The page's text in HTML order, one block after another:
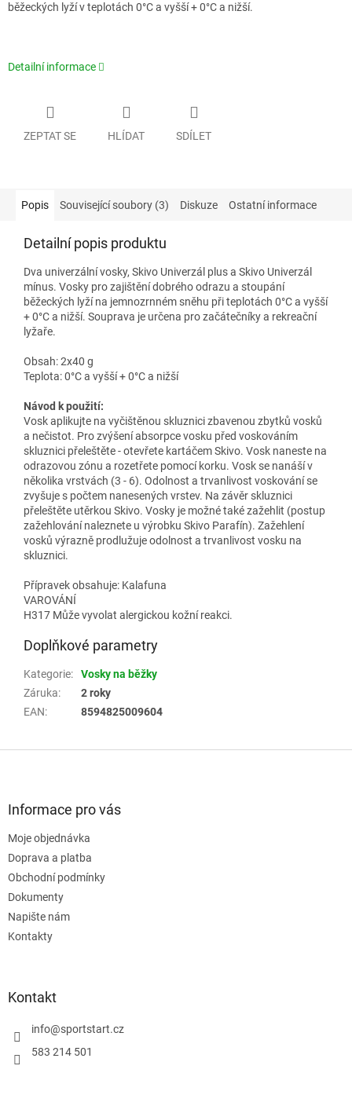
běžeckých lyží v teplotách 0°C a vyšší + 0°C a nižší.
Detailní informace
ZEPTAT SE HLÍDAT SDÍLET
Popis Související soubory (3) Diskuze Ostatní informace
Detailní popis produktu
Dva univerzální vosky, Skivo Univerzál plus a Skivo Univerzál
mínus. Vosky pro zajištění dobrého odrazu a stoupání
běžeckých lyží na jemnozrnném sněhu při teplotách 0°C a vyšší
+ 0°C a nižší. Souprava je určena pro začátečníky a rekreační
lyžaře.
Obsah: 2x40 g
Teplota: 0°C a vyšší + 0°C a nižší
Návod k použití:
Vosk aplikujte na vyčištěnou skluznici zbavenou zbytků vosků
a nečistot. Pro zvýšení absorpce vosku před voskováním
skluznici přeleštěte - otevřete kartáčem Skivo. Vosk naneste na
odrazovou zónu a rozetřete pomocí korku. Vosk se nanáší v
několika vrstvách (3 - 6). Odolnost a trvanlivost voskování se
zvyšuje s počtem nanesených vrstev. Na závěr skluznici
přeleštěte utěrkou Skivo. Vosky je možné také zažehlit (postup
zažehlování naleznete u výrobku Skivo Parafín). Zažehlení
vosků výrazně prodlužuje odolnost a trvanlivost vosku na
skluznici.
Přípravek obsahuje: Kalafuna
VAROVÁNÍ
H317 Může vyvolat alergickou kožní reakci.
Doplňkové parametry
Kategorie:
Vosky na běžky
Záruka:
2 roky
EAN: 8594825009604
Informace pro vás
Moje objednávka
Doprava a platba
Obchodní podmínky
Dokumenty
Napište nám
Kontakty
Kontakt
info@sportstart.cz
583 214 501